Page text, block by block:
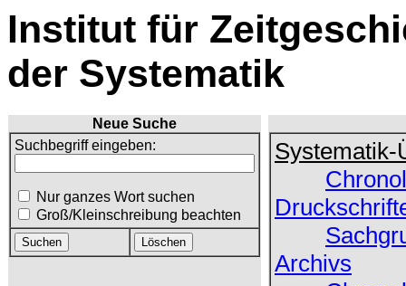
Institut für
der Systematik
Neue Suche
Suchbegriff eingeben:
Nur ganzes Wort suchen
Groß/Kleinschreibung beachten
Systematik-
Archivs